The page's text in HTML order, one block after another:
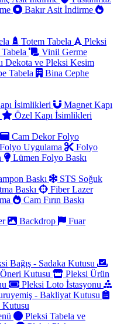
Bakır Asit İndirme
Totem Tabela
Pleksi
Vinil Germe
Dekota ve Pleksi Kesim
Tabela
Bina Cephe
İsimlikleri
Magnet Kapı
Özel Kapı İsimlikleri
Cam Dekor Folyo
Uygulama
Folyo
Lümen Folyo Baskı
Baskı
STS Soğuk
Baskı
Fiber Lazer
Cam Fırın Baskı
Backdrop
Fuar
Bağış - Sadaka Kutusu
Kutusu
Pleksi Ürün
Pleksi Loto İstasyonu
- Bakliyat Kutusu
Kutusu
Pleksi Tabela ve